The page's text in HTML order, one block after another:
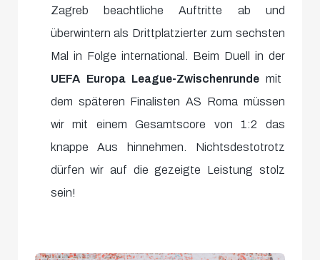
Zagreb beachtliche Auftritte ab und
überwintern als Drittplatzierter zum sechsten
Mal in Folge international. Beim Duell in der
UEFA Europa League-Zwischenrundemit
dem späteren Finalisten AS Roma müssen
wir mit einem Gesamtscore von 1:2 das
knappe Aus hinnehmen. Nichtsdestotrotz
dürfen wir auf die gezeigte Leistung stolz
sein!